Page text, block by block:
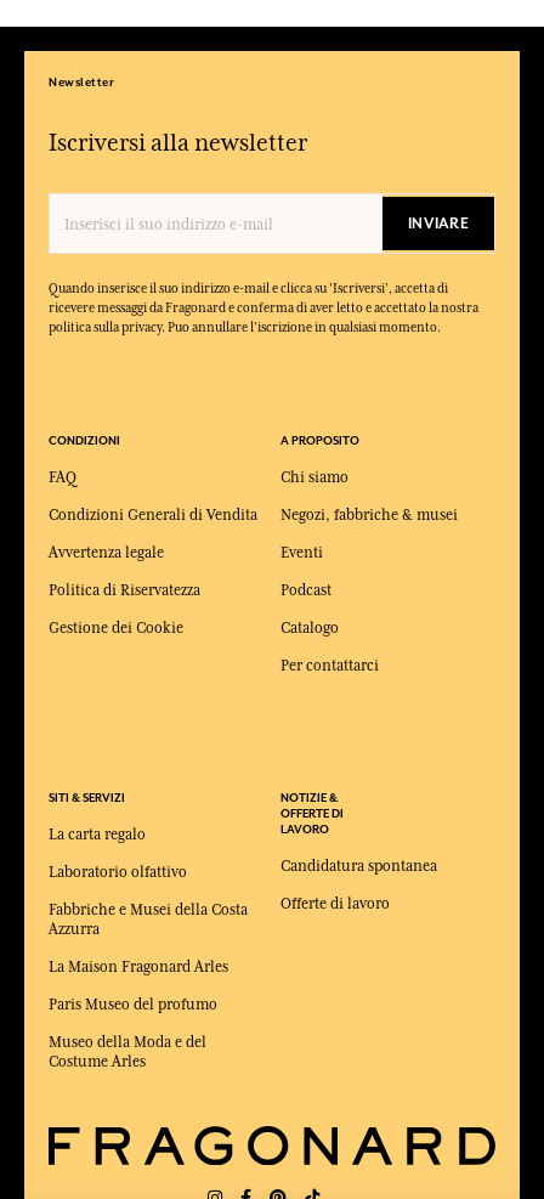
Newsletter
Iscriversi alla newsletter
INVIARE
Quando inserisce il suo indirizzo e-mail e clicca su 'Iscriversi', accetta di
ricevere messaggi da Fragonard e conferma di aver letto e accettato la nostra
politica sulla privacy. Puo annullare l'iscrizione in qualsiasi momento.
CONDIZIONI
FAQ
Condizioni Generali di Vendita
Avvertenza legale
Politica di Riservatezza
Gestione dei Cookie
SITI & SERVIZI
La carta regalo
Laboratorio olfattivo
Fabbriche e Musei della Costa
Azzurra
La Maison Fragonard Arles
Paris Museo del profumo
Museo della Moda e del
Costume Arles
A PROPOSITO
Chi siamo
Negozi, fabbriche & musei
Eventi
Podcast
Catalogo
Per contattarci
NOTIZIE &
OFFERTE DI
LAVORO
Candidatura spontanea
Offerte di lavoro